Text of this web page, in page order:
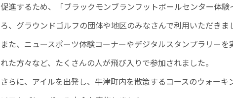
促進するため、「ブラックモンブランフットボールセンター体
ろ、グラウンドゴルフの団体や地区のみなさんで利用いただきま
また、ニュースポーツ体験コーナーやデジタルスタンプラリー
れた方々など、たくさんの人が飛び入りで参加されました。
さらに、アイルを出発し、牛津町内を散策するコースのウォーキ